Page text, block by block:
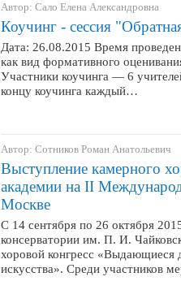
Автор: Сало Елена Александровна
Коучинг - сессия
Дата: 26.08.2015 Время
как вид формативного
Участники коучинга — 6
концу коучинга каждый…
Автор: Сотников Роман Анатольевич
Выступление камерного
академии на II
Москве
С 14 сентября по 26 октября
консерватории им. П. И.
хоровой конгресс «Выдающиеся
искусства». Среди участников